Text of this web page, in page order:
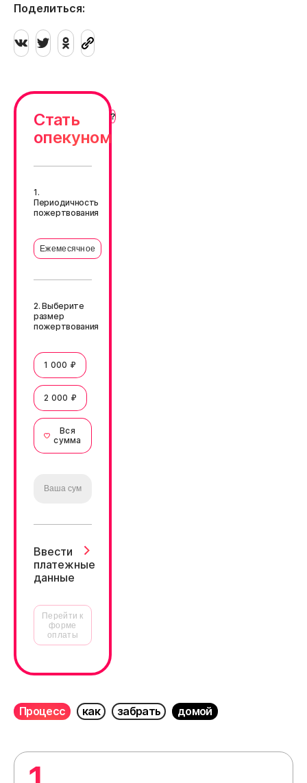
Поделиться:
Стать
опекуном
1.
Периодичность
пожертвования
Ежемесячное
2. Выберите
размер
пожертвования
1 000 ₽
2 000 ₽
Вся
сумма
Ввести
платежные
данные
Перейти к
форме
оплаты
Процесс как забрать домой